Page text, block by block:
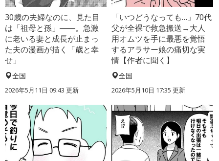
30歳の夫婦なのに、見た目
は「祖母と孫」――。急激
に老いる妻と成長が止まっ
た夫の漫画が描く「歳と幸
せ」
全国
2026年5月11日 09:43 更新
「いつどうなっても…」70代
父が全裸で救急搬送→大人
用オムツを手に最悪を覚悟
するアラサー娘の痛切な実
情【作者に聞く】
全国
2026年5月10日 17:35 更新